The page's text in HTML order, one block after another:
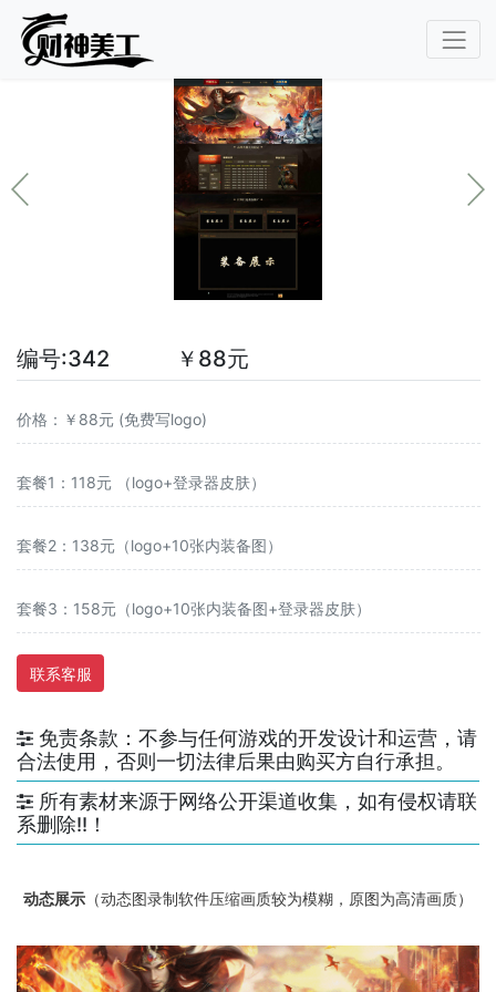
编号:342 ￥88元
价格：￥88元 (免费写logo)
套餐1：118元 （logo+登录器皮肤）
套餐2：138元（logo+10张内装备图）
套餐3：158元（logo+10张内装备图+登录器皮肤）
联系客服
免责条款：不参与任何游戏的开发设计和运营，请
合法使用，否则一切法律后果由购买方自行承担。
所有素材来源于网络公开渠道收集，如有侵权请联
系删除!!！
动态展示 （动态图录制软件压缩画质较为模糊，原图为高清画质）